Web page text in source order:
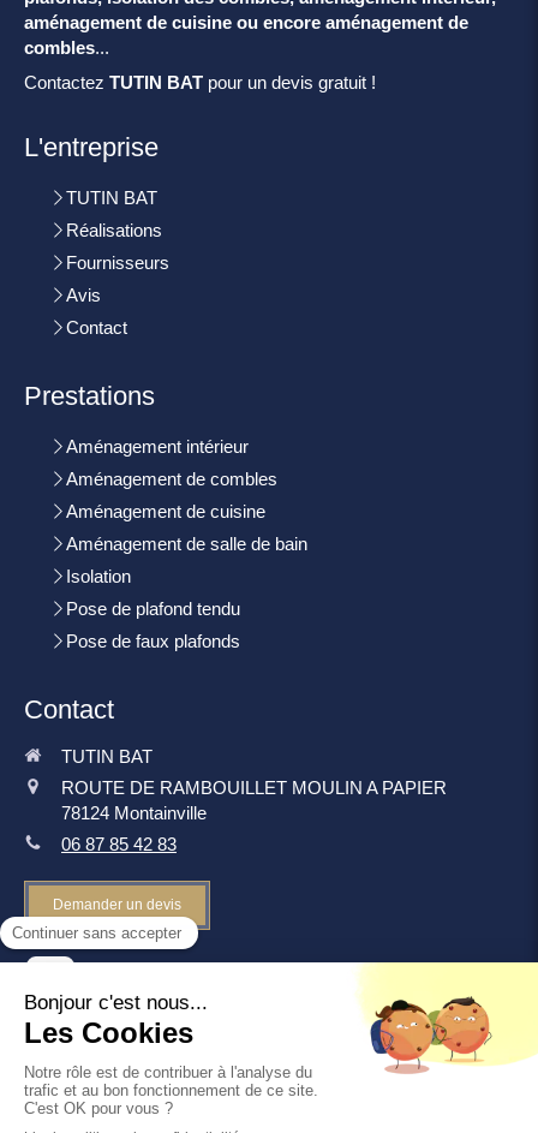
aménagement de cuisine ou encore aménagement de
combles...
Contactez TUTIN BAT pour un devis gratuit !
L'entreprise
TUTIN BAT
Réalisations
Fournisseurs
Avis
Contact
Prestations
Aménagement intérieur
Aménagement de combles
Aménagement de cuisine
Aménagement de salle de bain
Isolation
Pose de plafond tendu
Pose de faux plafonds
Contact
TUTIN BAT
ROUTE DE RAMBOUILLET MOULIN A PAPIER
78124 Montainville
06 87 85 42 83
Demander un devis
©2019 TUTIN BAT - Rénovation intérieure
Plan du site
Mentions légales